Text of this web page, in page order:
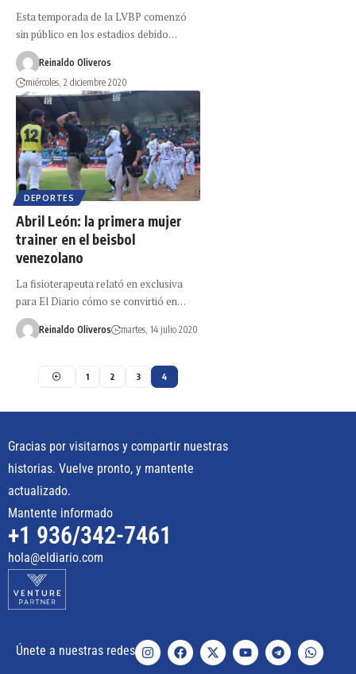
Esta temporada de la LVBP comenzó
sin público en los estadios debido…
Reinaldo Oliveros
miércoles, 2 diciembre 2020
DEPORTES
Abril León: la primera mujer
trainer en el beisbol
venezolano
La fisioterapeuta relató en exclusiva
para El Diario cómo se convirtió en…
Reinaldo Oliveros martes, 14 julio 2020
1 2 3 4
Gracias por visitarnos y compartir nuestras
historias. Vuelve pronto, y mantente
actualizado.
Mantente informado
+1 936/342-7461
hola@eldiario.com
Únete a nuestras redes